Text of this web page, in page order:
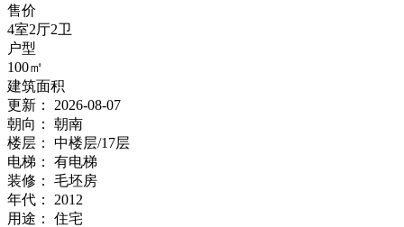
售价
4室2厅2卫
户型
100㎡
建筑面积
更新：
2026-08-07
朝向：
朝南
楼层：
中楼层/17层
电梯：
有电梯
装修：
毛坯房
年代：
2012
用途：
住宅